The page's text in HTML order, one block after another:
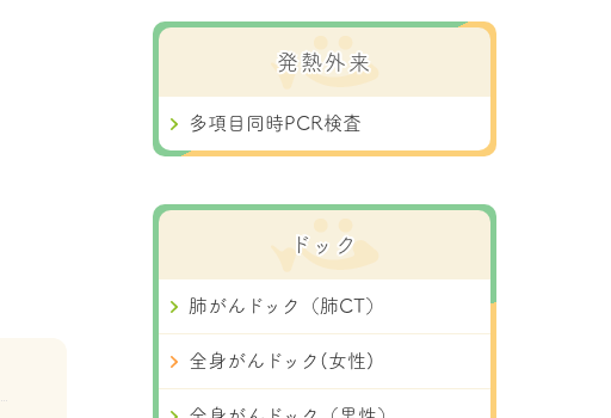
発熱外来
多項目同時PCR検査
ドック
肺がんドック（肺CT）
全身がんドック(女性)